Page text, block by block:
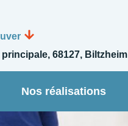
68127, Biltzheim
Nos réalisations